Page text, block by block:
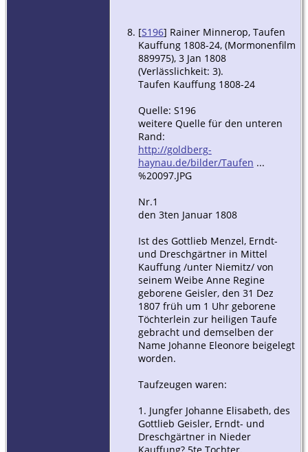
[S196] Rainer Minnerop, Taufen
Kauffung 1808-24, (Mormonenfilm
889975), 3 Jan 1808
(Verlässlichkeit: 3).
Taufen Kauffung 1808-24
Quelle: S196
weitere Quelle für den unteren
Rand:
http://goldberg-
haynau.de/bilder/Taufen ...
%20097.JPG
Nr.1
den 3ten Januar 1808
Ist des Gottlieb Menzel, Erndt-
und Dreschgärtner in Mittel
Kauffung /unter Niemitz/ von
seinem Weibe Anne Regine
geborene Geisler, den 31 Dez
1807 früh um 1 Uhr geborene
Töchterlein zur heiligen Taufe
gebracht und demselben der
Name Johanne Eleonore beigelegt
worden.
Taufzeugen waren:
1. Jungfer Johanne Elisabeth, des
Gottlieb Geisler, Erndt- und
Dreschgärtner in Nieder